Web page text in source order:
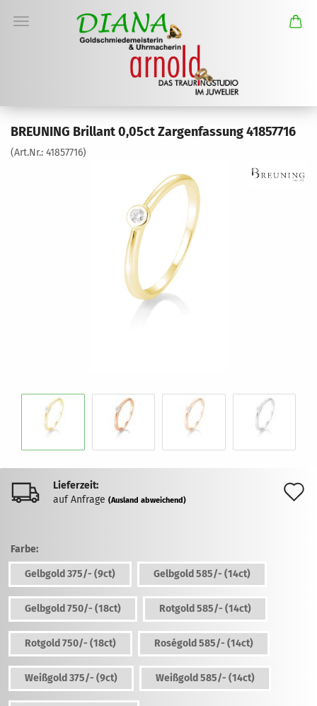
BREUNING Brillant 0,05ct Zargenfassung 41857716
(Art.Nr.: 41857716)
Lieferzeit:
auf Anfrage (Ausland abweichend)
Farbe:
Gelbgold 375/- (9ct) Gelbgold 585/- (14ct)
Gelbgold 750/- (18ct) Rotgold 585/- (14ct)
Rotgold 750/- (18ct) Roségold 585/- (14ct)
Weißgold 375/- (9ct) Weißgold 585/- (14ct)